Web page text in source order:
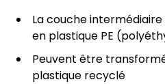
La couche
en plastique PE
Peuvent être
plastique recyclé